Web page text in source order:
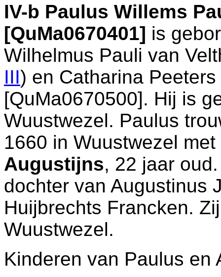
IV-b Paulus Willems
[QuMa0670401] is
Wilhelmus Pauli van
III) en Catharina
[QuMa0670500]. Hij is
Wuustwezel. Paulus
1660 in Wuustwezel met
Augustijns, 22 jaar
dochter van Augustinus
Huijbrechts Francken.
Wuustwezel.
Kinderen van Paulus en